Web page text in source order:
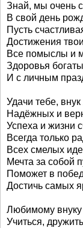
Знай, мы очень
В свой день
Пусть
Достижения
Все помыслы и
Здоровья
И с личным
Удачи тебе,
Надёжных и
Успеха и жизни
Всегда только
Всех смелых
Мечта за собой
Поможет в
Достичь самых
Любимому
Учиться,